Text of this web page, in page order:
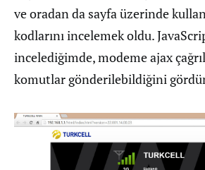
ve oradan da sayfa üzerinde
kodlarını incelemek oldu.
incelediğimde, modeme ajax
komutlar gönderilebildiğini